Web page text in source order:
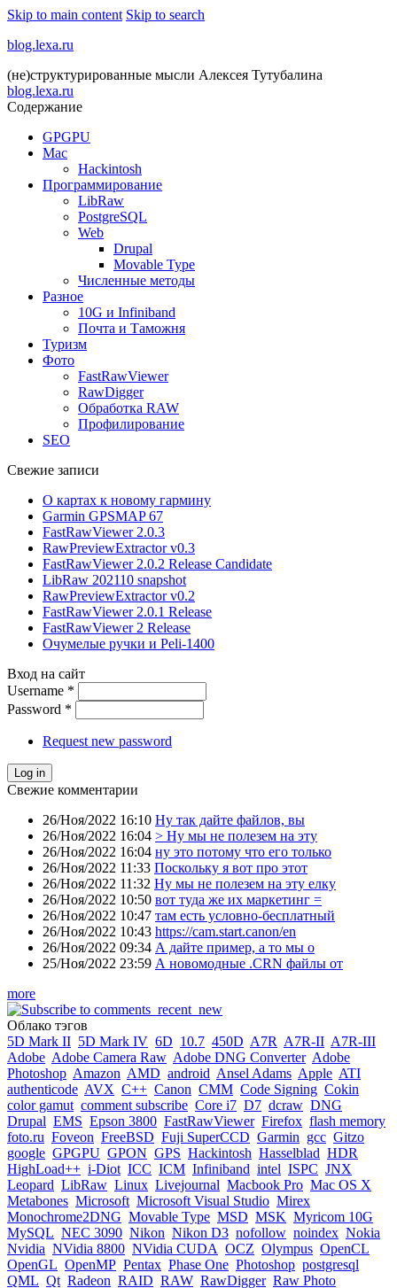
Skip to main content Skip to search
blog.lexa.ru
(не)структурированные мысли Алексея Тутубалина
blog.lexa.ru
Содержание
GPGPU
Mac
Hackintosh
Программирование
LibRaw
PostgreSQL
Web
Drupal
Movable Type
Численные методы
Разное
10G и Infiniband
Почта и Таможня
Туризм
Фото
FastRawViewer
RawDigger
Обработка RAW
Профилирование
SEO
Свежие записи
О картах к новому гармину
Garmin GPSMAP 67
FastRawViewer 2.0.3
RawPreviewExtractor v0.3
FastRawViewer 2.0.2 Release Candidate
LibRaw 202110 snapshot
RawPreviewExtractor v0.2
FastRawViewer 2.0.1 Release
FastRawViewer 2 Release
Очумелые ручки и Peli-1400
Вход на сайт
Username *
Password *
Request new password
Свежие комментарии
26/Ноя/2022 16:10 Ну так дайте файлов, вы
26/Ноя/2022 16:04 > Ну мы не полезем на эту
26/Ноя/2022 16:04 ну это потому что его только
26/Ноя/2022 11:33 Поскольку я вот про этот
26/Ноя/2022 11:32 Ну мы не полезем на эту елку
26/Ноя/2022 10:50 вот туда же их маркетинг =
26/Ноя/2022 10:47 там есть условно-бесплатный
26/Ноя/2022 10:43 https://cam.start.canon/en
26/Ноя/2022 09:34 А дайте пример, а то мы о
25/Ноя/2022 23:59 А новомодные .CRN файлы от
more
Облако тэгов
5D Mark II 5D Mark IV 6D 10.7 450D A7R A7R-II A7R-III
Adobe Adobe Camera Raw Adobe DNG Converter Adobe
Photoshop Amazon AMD android Ansel Adams Apple ATI
authenticode AVX C++ Canon CMM Code Signing Cokin
color gamut comment subscribe Core i7 D7 dcraw DNG
Drupal EMS Epson 3800 FastRawViewer Firefox flash memory
foto.ru Foveon FreeBSD Fuji SuperCCD Garmin gcc Gitzo
google GPGPU GPON GPS Hackintosh Hasselblad HDR
HighLoad++ i-Diot ICC ICM Infiniband intel ISPC JNX
Leopard LibRaw Linux Livejournal Macbook Pro Mac OS X
Metabones Microsoft Microsoft Visual Studio Mirex
Monochrome2DNG Movable Type MSD MSK Myricom 10G
MySQL NEC 3090 Nikon Nikon D3 nofollow noindex Nokia
Nvidia NVidia 8800 NVidia CUDA OCZ Olympus OpenCL
OpenGL OpenMP Pentax Phase One Photoshop postgresql
QML Qt Radeon RAID RAW RawDigger Raw Photo